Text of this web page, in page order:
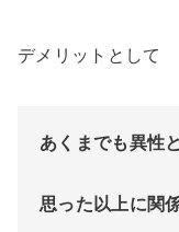
デメリットとして
あくまでも異性
思った以上に関